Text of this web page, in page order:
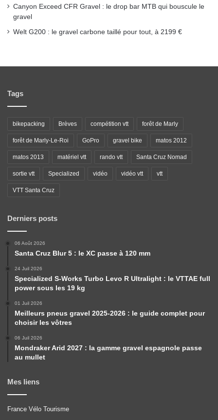
Canyon Exceed CFR Gravel : le drop bar MTB qui bouscule le
gravel
Welt G200 : le gravel carbone taillé pour tout, à 2199 €
Tags
bikepacking Brèves compétition vtt forêt de Marly
forêt de Marly-Le-Roi GoPro gravel bike matos 2012
matos 2013 matériel vtt rando vtt Santa Cruz Nomad
sortie vtt Specialized vidéo vidéo vtt vtt
VTT Santa Cruz
Derniers posts
06 Août 2026
Santa Cruz Blur 5 : le XC passe à 120 mm
24 Juil 2026
Specialized S-Works Turbo Levo R Ultralight : le VTTAE full
power sous les 19 kg
01 Juil 2026
Meilleurs pneus gravel 2025-2026 : le guide complet pour
choisir les vôtres
06 Juil 2026
Mondraker Arid 2027 : la gamme gravel espagnole passe
au mullet
Mes liens
France Vélo Tourisme